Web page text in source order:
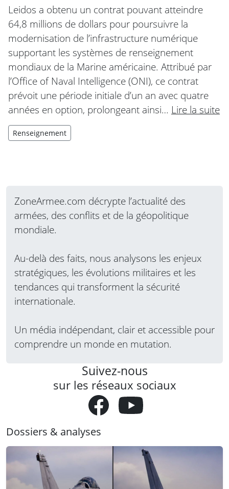
Leidos a obtenu un contrat pouvant atteindre
64,8 millions de dollars pour poursuivre la
modernisation de l’infrastructure numérique
supportant les systèmes de renseignement
mondiaux de la Marine américaine. Attribué par
l’Office of Naval Intelligence (ONI), ce contrat
prévoit une période initiale d’un an avec quatre
années en option, prolongeant ainsi… Lire la suite
Renseignement
ZoneArmee.com décrypte l’actualité des
armées, des conflits et de la géopolitique
mondiale.
Au-delà des faits, nous analysons les enjeux
stratégiques, les évolutions militaires et les
tendances qui transforment la sécurité
internationale.
Un média indépendant, clair et accessible pour
comprendre un monde en mutation.
Suivez-nous
sur les réseaux sociaux
Dossiers & analyses